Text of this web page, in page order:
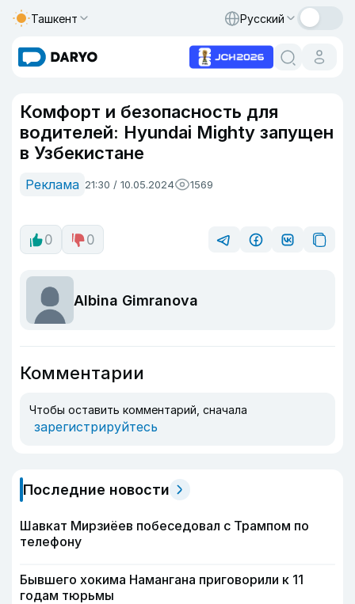
Ташкент Русский
Комфорт и безопасность для
водителей: Hyundai Mighty запущен
в Узбекистане
Реклама 21:30 / 10.05.2024 1569
0 0
Albina Gimranova
Комментарии
Чтобы оставить комментарий, сначала
зарегистрируйтесь
Последние новости
Шавкат Мирзиёев побеседовал с Трампом по
телефону
Бывшего хокима Намангана приговорили к 11
годам тюрьмы